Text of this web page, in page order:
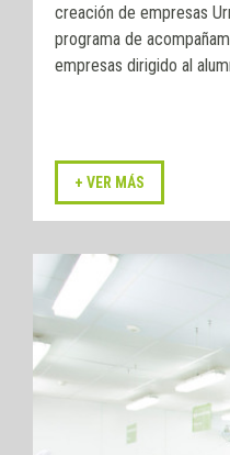
creación de empresas
programa de
empresas dirigido al